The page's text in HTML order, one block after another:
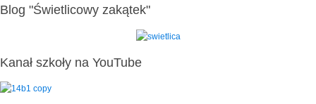
Blog "Świetlicowy zakątek"
Kanał szkoły na YouTube